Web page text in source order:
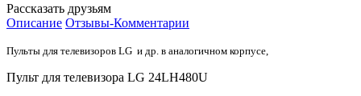
Рассказать друзьям
Описание Отзывы-Комментарии
Пульты для телевизоров LG и др. в аналогичном корпусе,
Пульт для телевизора LG 24LH480U